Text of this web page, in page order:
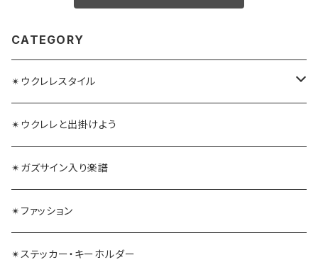
CATEGORY
✴︎ウクレレスタイル
ガズレレ水引
毛糸ウクレレストラップ
✴︎ウクレレと出掛けよう
✴︎ガズサイン入り楽譜
✴︎ファッション
✴︎ステッカー・キーホルダー